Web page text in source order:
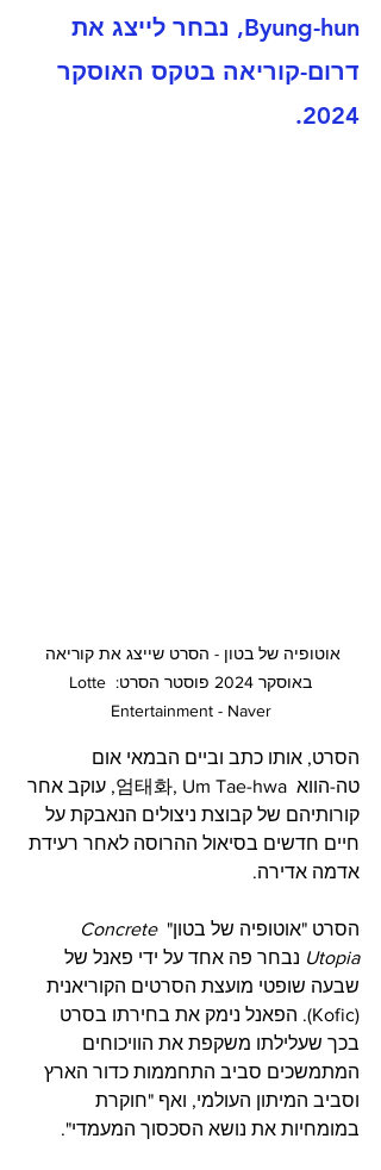
Byung-hun, נבחר לייצג את
דרום-קוריאה בטקס האוסקר
2024.
אוטופיה של בטון - הסרט שייצג את קוריאה
באוסקר 2024 פוסטר הסרט: Lotte
Entertainment - Naver
הסרט, אותו כתב וביים הבמאי אום
טה-הווא
엄태 화
, Um Tae-hwa, עוקב אחר
קורותיהם של קבוצת ניצולים הנאבקת על
חיים חדשים בסיאול ההרוסה לאחר רעידת
אדמה אדירה.
הסרט "אוטופיה של בטון" Concrete
Utopia נבחר פה אחד על ידי פאנל של
שבעה שופטי מועצת הסרטים הקוריאנית
(Kofic). הפאנל נימק את בחירתו בסרט
בכך שעלילתו משקפת את הוויכוחים
המתמשכים סביב התחממות כדור הארץ
וסביב המיתון העולמי, ואף "חוקרת
במומחיות את נושא הסכסוך המעמדי".